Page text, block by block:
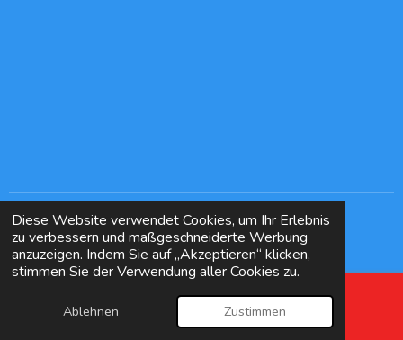
Diese Website verwendet Cookies, um Ihr Erlebnis
zu verbessern und maßgeschneiderte Werbung
anzuzeigen. Indem Sie auf „Akzeptieren“ klicken,
stimmen Sie der Verwendung aller Cookies zu.
Ablehnen Zustimmen
© 2024 - 2026 TegelSeeeeSchwimmen
Mit Unterstützung von Webador
E-Mail Karte